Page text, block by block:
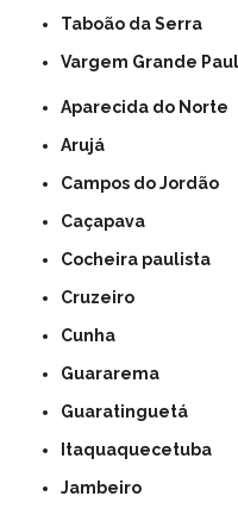
Taboão da Serra
Vargem Grande
Aparecida do Norte
Arujá
Campos do Jordão
Caçapava
Cocheira paulista
Cruzeiro
Cunha
Guararema
Guaratinguetá
Itaquaquecetuba
Jambeiro